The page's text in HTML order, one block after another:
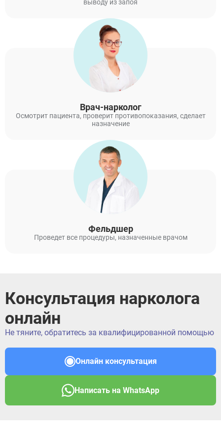
выводу из запоя
Врач-нарколог
Осмотрит пациента, проверит противопоказания, сделает
назначение
Фельдшер
Проведет все процедуры, назначенные врачом
Консультация нарколога
онлайн
Не тяните, обратитесь за квалифицированной помощью
Онлайн консультация
Написать на WhatsApp